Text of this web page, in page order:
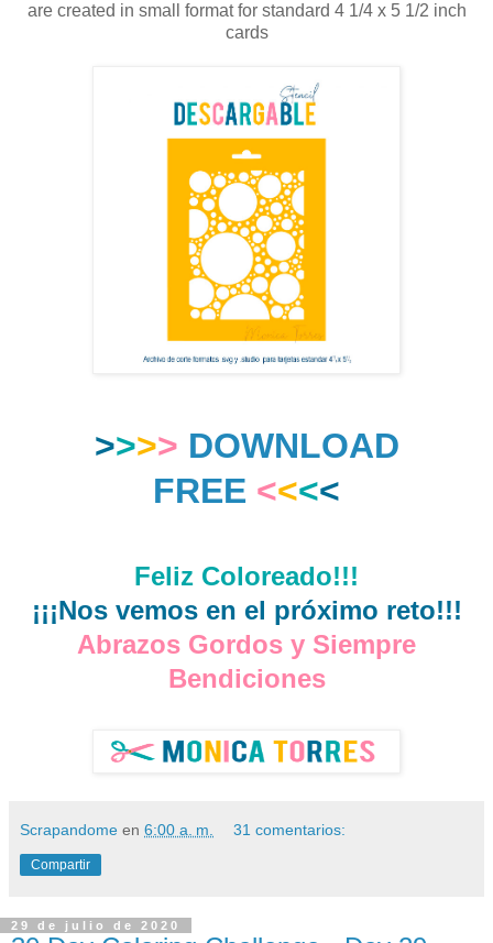
are created in small format for standard 4 1/4 x 5 1/2 inch
cards
>>>> DOWNLOAD
FREE <<<<
Feliz Coloreado!!!
¡¡¡Nos vemos en el próximo reto!!!
Abrazos Gordos y Siempre
Bendiciones
Scrapandome en 6:00 a. m. 31 comentarios:
Compartir
29 de julio de 2020